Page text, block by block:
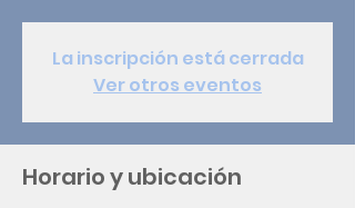
La inscripción está cerrada
Ver otros eventos
Horario y ubicación